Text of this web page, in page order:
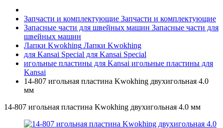
Запчасти и комплектующие Запчасти и комплектующие
Запасные части для швейных машин Запасные части для
швейных машин
Лапки Kwokhing Лапки Kwokhing
для Kansai Special для Kansai Special
игольные пластины для Kansai игольные пластины для
Kansai
14-807 игольная пластина Kwokhing двухигольная 4.0
мм
14-807 игольная пластина Kwokhing двухигольная 4.0 мм